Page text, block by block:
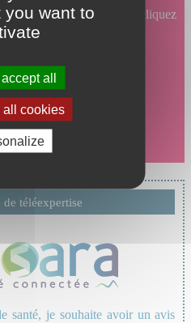
ligne en Infectiologie, cliquez
de téléexpertise
santé, je souhaite avoir un avis
you want to
all
all cookies